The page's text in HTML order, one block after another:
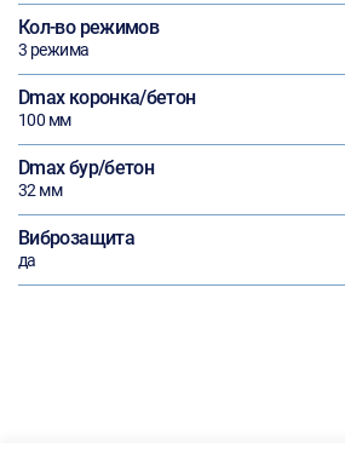
Кол-во режимов
3 режима
Dmax коронка/бетон
100 мм
Dmax бур/бетон
32 мм
Виброзащита
да